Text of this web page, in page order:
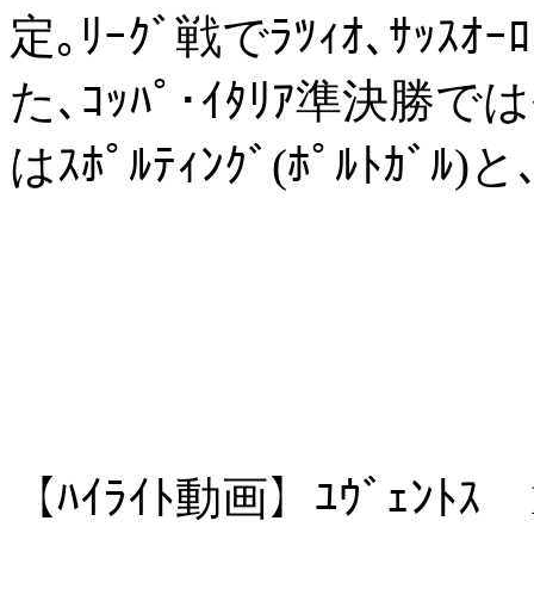
定｡ﾘｰｸﾞ戦でﾗﾂｨｵ､ｻｯｽｵ
た､ｺｯﾊﾟ･ｲﾀﾘｱ準決勝で
はｽﾎﾟﾙﾃｨﾝｸﾞ(ﾎﾟﾙﾄｶﾞﾙ)
【ﾊｲﾗｲﾄ動画】ﾕｳﾞｪﾝﾄ